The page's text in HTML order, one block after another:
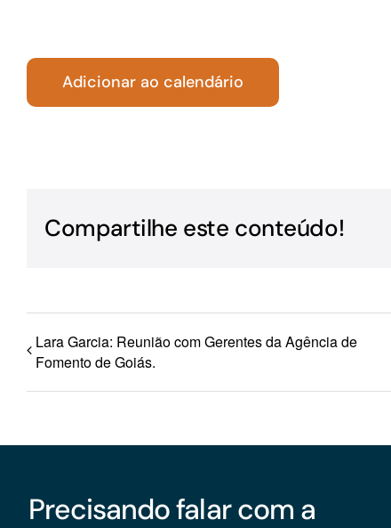
Turismo
Adicionar ao calendário
Compartilhe este conteúdo!
Lara Garcia: Reunião com Gerentes da Agência de
Fomento de Goiás.
Precisando falar com a